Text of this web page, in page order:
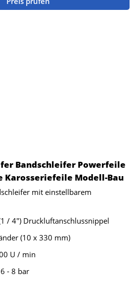
Bandschleifer Powerfeile
Karosseriefeile Modell-Bau
mit einstellbarem
/ 4") Druckluftanschlussnippel
(10 x 330 mm)
U / min
- 8 bar